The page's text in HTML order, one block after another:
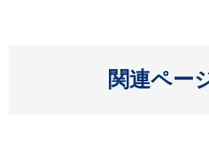
関連ペー